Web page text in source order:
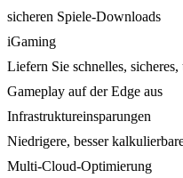
sicheren Spiele-Downloads
iGaming
Liefern Sie schnelles,
Gameplay auf der Edge aus
Infrastruktureinsparungen
Niedrigere, besser
Multi-Cloud-Optimierung